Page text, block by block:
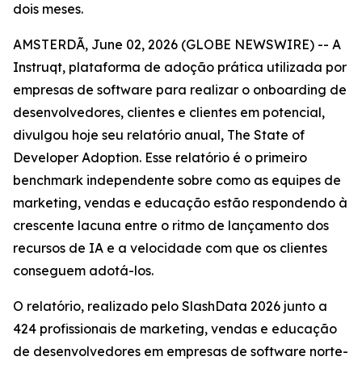
dois meses.
AMSTERDÃ, June 02, 2026 (GLOBE NEWSWIRE) -- A
Instruqt, plataforma de adoção prática utilizada por
empresas de software para realizar o onboarding de
desenvolvedores, clientes e clientes em potencial,
divulgou hoje seu relatório anual, The State of
Developer Adoption. Esse relatório é o primeiro
benchmark independente sobre como as equipes de
marketing, vendas e educação estão respondendo à
crescente lacuna entre o ritmo de lançamento dos
recursos de IA e a velocidade com que os clientes
conseguem adotá-los.
O relatório, realizado pelo SlashData 2026 junto a
424 profissionais de marketing, vendas e educação
de desenvolvedores em empresas de software norte-